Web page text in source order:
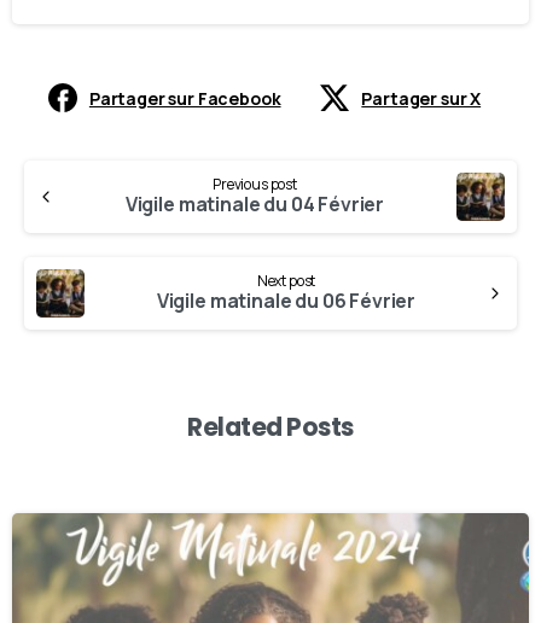
Partager sur Facebook Partager sur X
Previous post
Vigile matinale du 04 Février
Next post
Vigile matinale du 06 Février
Related Posts